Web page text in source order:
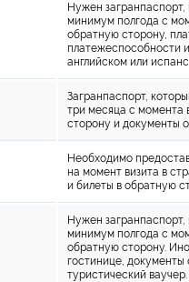
Нужен
минимум полгода с
обратную сторону,
платежеспособности
английском или
Загранпаспорт,
три месяца с момента
сторону и документы
Необходимо
на момент визита в
и билеты в обратную
Нужен
минимум полгода с
обратную сторону.
гостинице,
туристический ваучер.